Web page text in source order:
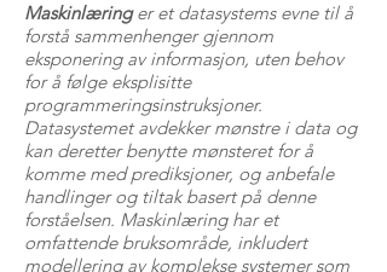
Maskinlæringer et datasystems evne til å
forstå sammenhenger gjennom
eksponering av informasjon, uten behov
for å følge eksplisitte
programmeringsinstruksjoner.
Datasystemet avdekker mønstre i data og
kan deretter benytte mønsteret for å
komme med prediksjoner, og anbefale
handlinger og tiltak basert på denne
forståelsen. Maskinlæring har et
omfattende bruksområde, inkludert
modellering av komplekse systemer som